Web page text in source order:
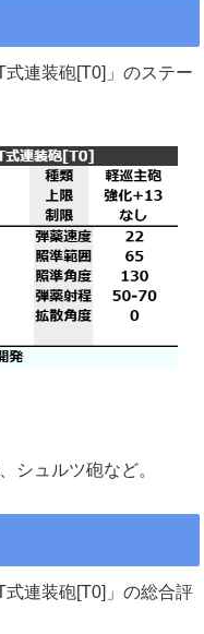
連装砲[T0]」のステー
シュルツ砲など。
連装砲[T0]」の総合評